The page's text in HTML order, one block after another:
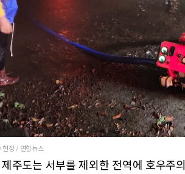
현장 / 연합뉴스
주도는 서부를 제외한 전역에 호우주